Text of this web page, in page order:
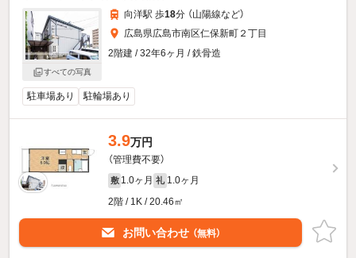
すべての写真
向洋駅 歩18分 （山陽線など）
広島県広島市南区仁保新町２丁目
2階建 / 32年6ヶ月 / 鉄骨造
駐車場あり 駐輪場あり
3.9万円
（管理費不要）
敷 1.0ヶ月 礼 1.0ヶ月
2階 / 1K / 20.46㎡
お問い合わせ （無料）